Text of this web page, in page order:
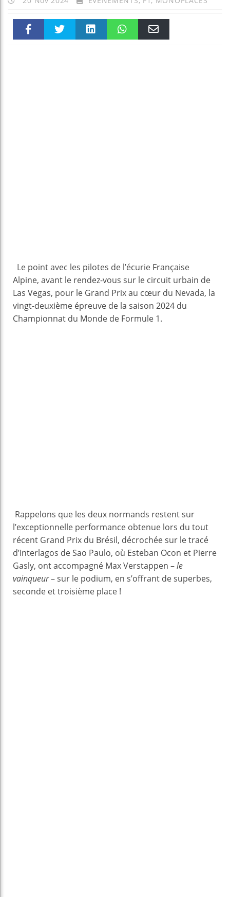
Le point avec les pilotes de l’écurie Française
Alpine, avant le rendez-vous sur le circuit urbain de
Las Vegas, pour le Grand Prix au cœur du Nevada, la
vingt-deuxième épreuve de la saison 2024 du
Championnat du Monde de Formule 1.
Rappelons que les deux normands restent sur
l’exceptionnelle performance obtenue lors du tout
récent Grand Prix du Brésil, décrochée sur le tracé
d’Interlagos de Sao Paulo, où Esteban Ocon et Pierre
Gasly, ont accompagné Max Verstappen –le
vainqueur– sur le podium, en s’offrant de superbes,
seconde et troisième place !